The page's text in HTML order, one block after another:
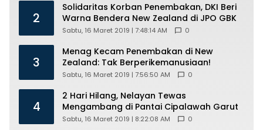
2
Solidaritas Korban Penembakan, DKI Beri
Warna Bendera New Zealand di JPO GBK
Sabtu, 16 Maret 2019 | 7:48:14 AM 0
3
Menag Kecam Penembakan di New
Zealand: Tak Berperikemanusiaan!
Sabtu, 16 Maret 2019 | 7:56:50 AM 0
4
2 Hari Hilang, Nelayan Tewas
Mengambang di Pantai Cipalawah Garut
Sabtu, 16 Maret 2019 | 8:22:08 AM 0